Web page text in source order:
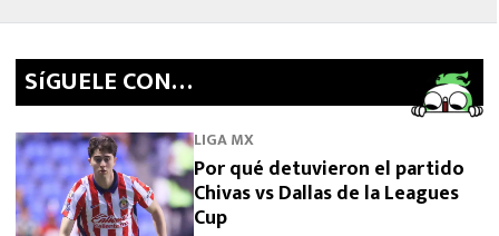
SíGUELE CON…
LIGA MX
Por qué detuvieron el partido
Chivas vs Dallas de la Leagues
Cup